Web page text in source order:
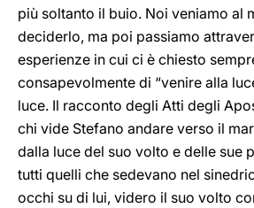
più soltanto il buio. Noi veniamo al
deciderlo, ma poi passiamo
esperienze in cui ci è chiesto
consapevolmente di “venire alla
luce. Il racconto degli Atti degli
chi vide Stefano andare verso il
dalla luce del suo volto e delle sue
tutti quelli che sedevano nel
occhi su di lui, videro il suo volto